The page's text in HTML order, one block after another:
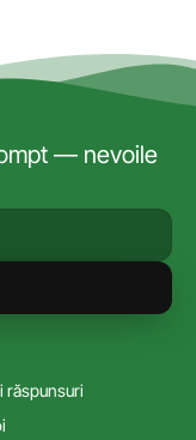
— nevoile
răspunsuri